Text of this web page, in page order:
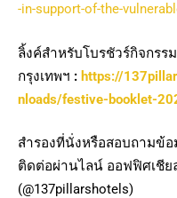
-in-support-of-the-
ลิ้งค์สำหรับโบรชัวร์กิจกรร
กรุงเทพฯ : https://
nloads/festive-booklet-
สำรองที่นั่งหรือสอบถามข้อ
ติดต่อผ่านไลน์ ออฟฟิศเชีย
(@137pillarshotels)